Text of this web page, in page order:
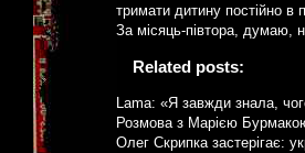
тримати дитину постійно
За місяць-півтора, думаю,
Related posts:
Lama: «Я завжди знала,
Розмова з Марією
Олег Скрипка застерігає: